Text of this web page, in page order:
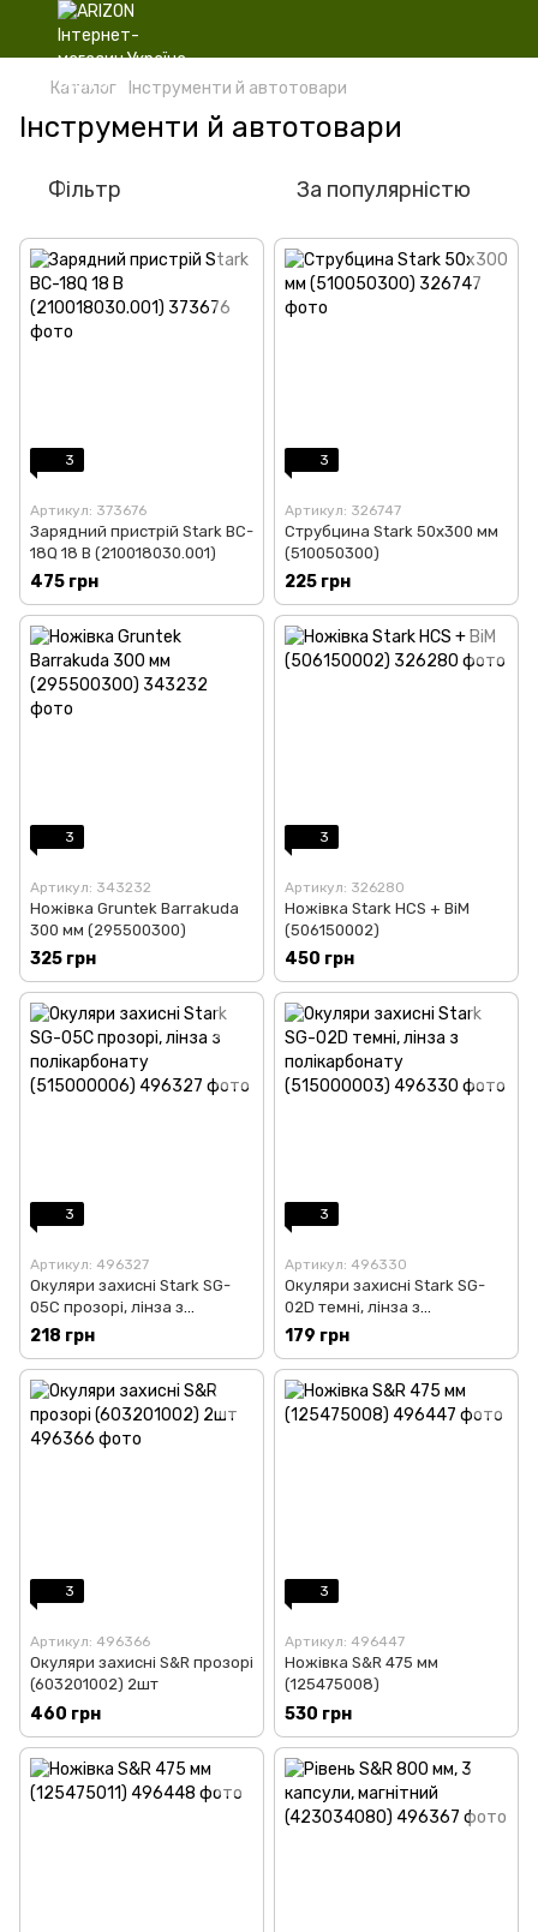
Каталог Інструменти й автотовари
Інструменти й автотовари
Фільтр За популярністю
3
Артикул: 373676
Зарядний пристрій Stark BC-
18Q 18 В (210018030.001)
475 грн
3
Артикул: 326747
Струбцина Stark 50x300 мм
(510050300)
225 грн
3
Артикул: 343232
Ножівка Gruntek Barrakuda
300 мм (295500300)
325 грн
3
Артикул: 326280
Ножівка Stark HCS + BiM
(506150002)
450 грн
3
Артикул: 496327
Окуляри захисні Stark SG-
05C прозорі, лінза з
полікарбонату (515000006)
218 грн
3
Артикул: 496330
Окуляри захисні Stark SG-
02D темні, лінза з
полікарбонату (515000003)
179 грн
3
Артикул: 496366
Окуляри захисні S&R прозорі
(603201002) 2шт
460 грн
3
Артикул: 496447
Ножівка S&R 475 мм
(125475008)
530 грн